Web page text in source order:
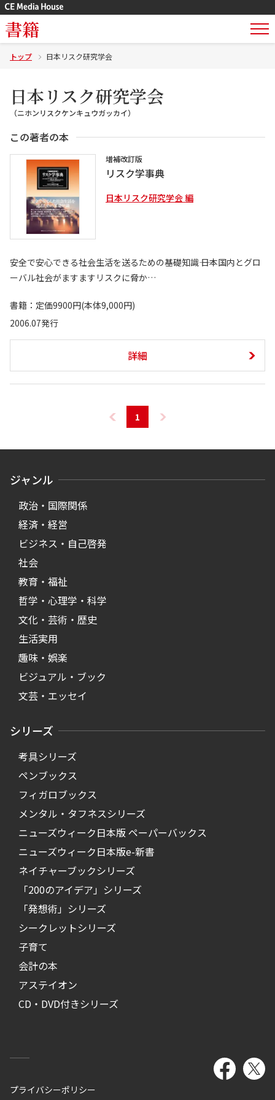
書籍
トップ 日本リスク研究学会
日本リスク研究学会
（ニホンリスクケンキュウガッカイ）
この著者の本
増補改訂版
リスク学事典
日本リスク研究学会 編
安全で安心できる社会生活を送るための基礎知識―― 日本国内とグロ
ーバル社会がますますリスクに脅か…
書籍：定価9900円(本体9,000円)
2006.07発行
詳細
1
ジャンル
政治・国際関係
経済・経営
ビジネス・自己啓発
社会
教育・福祉
哲学・心理学・科学
文化・芸術・歴史
生活実用
趣味・娯楽
ビジュアル・ブック
文芸・エッセイ
シリーズ
考具シリーズ
ペンブックス
フィガロブックス
メンタル・タフネスシリーズ
ニューズウィーク日本版 ペーパーバックス
ニューズウィーク日本版e-新書
ネイチャーブックシリーズ
「200のアイデア」シリーズ
「発想術」シリーズ
シークレットシリーズ
子育て
会計の本
アステイオン
CD・DVD付きシリーズ
プライバシーポリシー